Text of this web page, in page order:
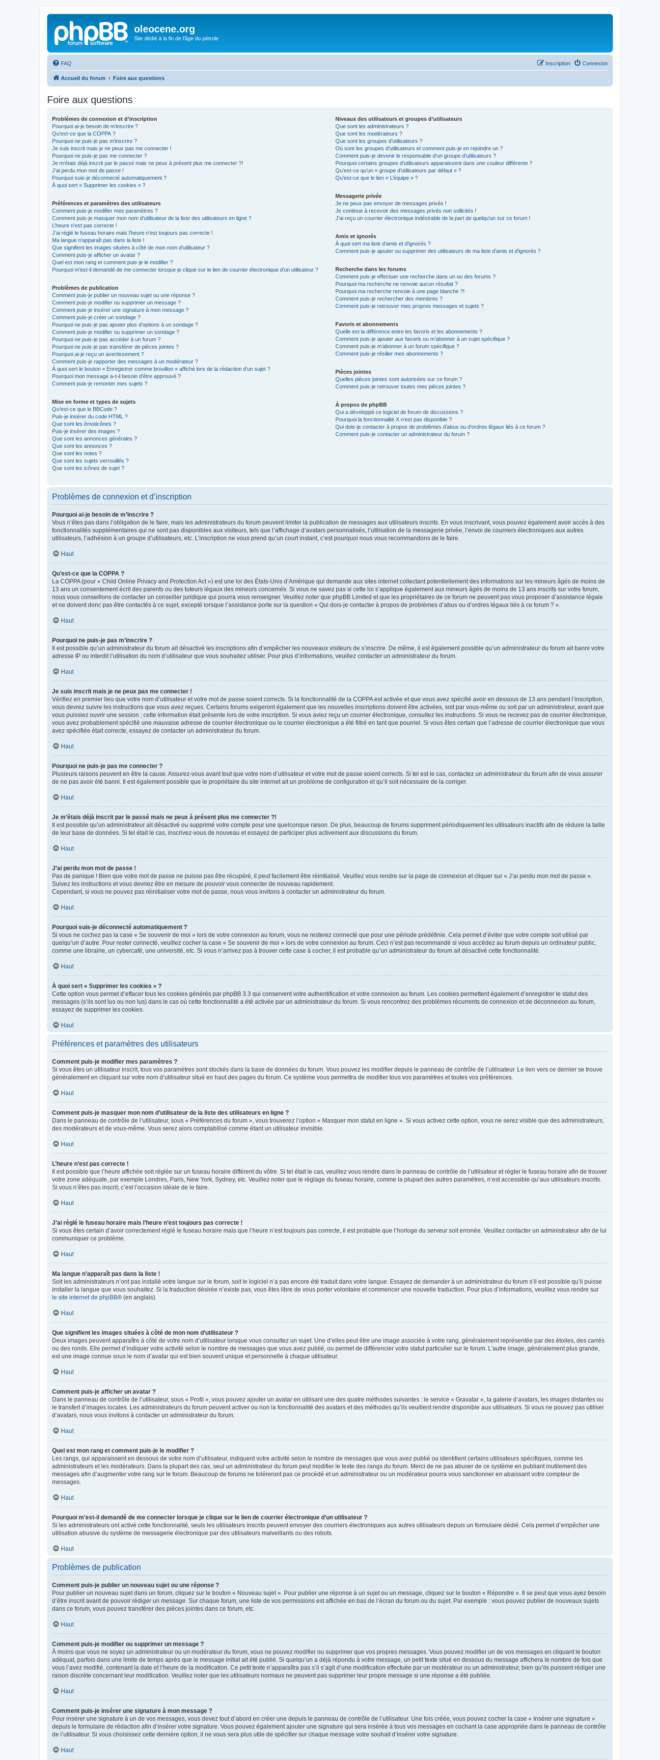
oleocene.org
Site dédié à la fin de l'âge du pétrole
FAQ Connexion
Inscription
Accueil du forum Foire aux questions
Foire aux questions
Problèmes de connexion et d’inscription
Pourquoi ai-je besoin de m’inscrire ?
Qu’est-ce que la COPPA ?
Pourquoi ne puis-je pas m’inscrire ?
Je suis inscrit mais je ne peux pas me connecter !
Pourquoi ne puis-je pas me connecter ?
Je m’étais déjà inscrit par le passé mais ne peux à présent plus me connecter ?!
J’ai perdu mon mot de passe !
Pourquoi suis-je déconnecté automatiquement ?
À quoi sert « Supprimer les cookies » ?
Préférences et paramètres des utilisateurs
Comment puis-je modifier mes paramètres ?
Comment puis-je masquer mon nom d’utilisateur de la liste des utilisateurs en ligne ?
L’heure n’est pas correcte !
J’ai réglé le fuseau horaire mais l’heure n’est toujours pas correcte !
Ma langue n’apparaît pas dans la liste !
Que signifient les images situées à côté de mon nom d’utilisateur ?
Comment puis-je afficher un avatar ?
Quel est mon rang et comment puis-je le modifier ?
Pourquoi m’est-il demandé de me connecter lorsque je clique sur le lien de courrier électronique d’un utilisateur ?
Problèmes de publication
Comment puis-je publier un nouveau sujet ou une réponse ?
Comment puis-je modifier ou supprimer un message ?
Comment puis-je insérer une signature à mon message ?
Comment puis-je créer un sondage ?
Pourquoi ne puis-je pas ajouter plus d’options à un sondage ?
Comment puis-je modifier ou supprimer un sondage ?
Pourquoi ne puis-je pas accéder à un forum ?
Pourquoi ne puis-je pas transférer de pièces jointes ?
Pourquoi ai-je reçu un avertissement ?
Comment puis-je rapporter des messages à un modérateur ?
À quoi sert le bouton « Enregistrer comme brouillon » affiché lors de la rédaction d’un sujet ?
Pourquoi mon message a-t-il besoin d’être approuvé ?
Comment puis-je remonter mes sujets ?
Mise en forme et types de sujets
Qu’est-ce que le BBCode ?
Puis-je insérer du code HTML ?
Que sont les émoticônes ?
Puis-je insérer des images ?
Que sont les annonces générales ?
Que sont les annonces ?
Que sont les notes ?
Que sont les sujets verrouillés ?
Que sont les icônes de sujet ?
Niveaux des utilisateurs et groupes d’utilisateurs
Que sont les administrateurs ?
Que sont les modérateurs ?
Que sont les groupes d’utilisateurs ?
Où sont les groupes d’utilisateurs et comment puis-je en rejoindre un ?
Comment puis-je devenir le responsable d’un groupe d’utilisateurs ?
Pourquoi certains groupes d’utilisateurs apparaissent dans une couleur différente ?
Qu’est-ce qu’un « groupe d’utilisateurs par défaut » ?
Qu’est-ce que le lien « L’équipe » ?
Messagerie privée
Je ne peux pas envoyer de messages privés !
Je continue à recevoir des messages privés non sollicités !
J’ai reçu un courrier électronique indésirable de la part de quelqu’un sur ce forum !
Amis et ignorés
À quoi sert ma liste d’amis et d’ignorés ?
Comment puis-je ajouter ou supprimer des utilisateurs de ma liste d’amis et d’ignorés ?
Recherche dans les forums
Comment puis-je effectuer une recherche dans un ou des forums ?
Pourquoi ma recherche ne renvoie aucun résultat ?
Pourquoi ma recherche renvoie à une page blanche ?!
Comment puis-je rechercher des membres ?
Comment puis-je retrouver mes propres messages et sujets ?
Favoris et abonnements
Quelle est la différence entre les favoris et les abonnements ?
Comment puis-je ajouter aux favoris ou m’abonner à un sujet spécifique ?
Comment puis-je m’abonner à un forum spécifique ?
Comment puis-je résilier mes abonnements ?
Pièces jointes
Quelles pièces jointes sont autorisées sur ce forum ?
Comment puis-je retrouver toutes mes pièces jointes ?
À propos de phpBB
Qui a développé ce logiciel de forum de discussions ?
Pourquoi la fonctionnalité X n’est pas disponible ?
Qui dois-je contacter à propos de problèmes d’abus ou d’ordres légaux liés à ce forum ?
Comment puis-je contacter un administrateur du forum ?
Problèmes de connexion et d’inscription
Pourquoi ai-je besoin de m’inscrire ?
Vous n’êtes pas dans l’obligation de le faire, mais les administrateurs du forum peuvent limiter la publication de messages aux utilisateurs inscrits. En vous inscrivant, vous pouvez également avoir accès à des
fonctionnalités supplémentaires qui ne sont pas disponibles aux visiteurs, tels que l’affichage d’avatars personnalisés, l’utilisation de la messagerie privée, l’envoi de courriers électroniques aux autres
utilisateurs, l’adhésion à un groupe d’utilisateurs, etc. L’inscription ne vous prend qu’un court instant, c’est pourquoi nous vous recommandons de le faire.
Haut
Qu’est-ce que la COPPA ?
La COPPA (pour « Child Online Privacy and Protection Act ») est une loi des États-Unis d’Amérique qui demande aux sites internet collectant potentiellement des informations sur les mineurs âgés de moins de
13 ans un consentement écrit des parents ou des tuteurs légaux des mineurs concernés. Si vous ne savez pas si cette loi s’applique également aux mineurs âgés de moins de 13 ans inscrits sur votre forum,
nous vous conseillons de contacter un conseiller juridique qui pourra vous renseigner. Veuillez noter que phpBB Limited et que les propriétaires de ce forum ne peuvent pas vous proposer d’assistance légale
et ne doivent donc pas être contactés à ce sujet, excepté lorsque l’assistance porte sur la question « Qui dois-je contacter à propos de problèmes d’abus ou d’ordres légaux liés à ce forum ? ».
Haut
Pourquoi ne puis-je pas m’inscrire ?
Il est possible qu’un administrateur du forum ait désactivé les inscriptions afin d’empêcher les nouveaux visiteurs de s’inscrire. De même, il est également possible qu’un administrateur du forum ait banni votre
adresse IP ou interdit l’utilisation du nom d’utilisateur que vous souhaitez utiliser. Pour plus d’informations, veuillez contacter un administrateur du forum.
Haut
Je suis inscrit mais je ne peux pas me connecter !
Vérifiez en premier lieu que votre nom d’utilisateur et votre mot de passe soient corrects. Si la fonctionnalité de la COPPA est activée et que vous avez spécifié avoir en dessous de 13 ans pendant l’inscription,
vous devrez suivre les instructions que vous avez reçues. Certains forums exigeront également que les nouvelles inscriptions doivent être activées, soit par vous-même ou soit par un administrateur, avant que
vous puissiez ouvrir une session ; cette information était présente lors de votre inscription. Si vous aviez reçu un courrier électronique, consultez les instructions. Si vous ne recevez pas de courrier électronique,
vous avez probablement spécifié une mauvaise adresse de courrier électronique ou le courrier électronique a été filtré en tant que pourriel. Si vous êtes certain que l’adresse de courrier électronique que vous
avez spécifiée était correcte, essayez de contacter un administrateur du forum.
Haut
Pourquoi ne puis-je pas me connecter ?
Plusieurs raisons peuvent en être la cause. Assurez-vous avant tout que votre nom d’utilisateur et votre mot de passe soient corrects. Si tel est le cas, contactez un administrateur du forum afin de vous assurer
de ne pas avoir été banni. Il est également possible que le propriétaire du site internet ait un problème de configuration et qu’il soit nécessaire de la corriger.
Haut
Je m’étais déjà inscrit par le passé mais ne peux à présent plus me connecter ?!
Il est possible qu’un administrateur ait désactivé ou supprimé votre compte pour une quelconque raison. De plus, beaucoup de forums suppriment périodiquement les utilisateurs inactifs afin de réduire la taille
de leur base de données. Si tel était le cas, inscrivez-vous de nouveau et essayez de participer plus activement aux discussions du forum.
Haut
J’ai perdu mon mot de passe !
Pas de panique ! Bien que votre mot de passe ne puisse pas être récupéré, il peut facilement être réinitialisé. Veuillez vous rendre sur la page de connexion et cliquer sur « J’ai perdu mon mot de passe ».
Suivez les instructions et vous devriez être en mesure de pouvoir vous connecter de nouveau rapidement.
Cependant, si vous ne pouvez pas réinitialiser votre mot de passe, nous vous invitons à contacter un administrateur du forum.
Haut
Pourquoi suis-je déconnecté automatiquement ?
Si vous ne cochez pas la case « Se souvenir de moi » lors de votre connexion au forum, vous ne resterez connecté que pour une période prédéfinie. Cela permet d’éviter que votre compte soit utilisé par
quelqu’un d’autre. Pour rester connecté, veuillez cocher la case « Se souvenir de moi » lors de votre connexion au forum. Ceci n’est pas recommandé si vous accédez au forum depuis un ordinateur public,
comme une librairie, un cybercafé, une université, etc. Si vous n’arrivez pas à trouver cette case à cocher, il est probable qu’un administrateur du forum ait désactivé cette fonctionnalité.
Haut
À quoi sert « Supprimer les cookies » ?
Cette option vous permet d’effacer tous les cookies générés par phpBB 3.3 qui conservent votre authentification et votre connexion au forum. Les cookies permettent également d’enregistrer le statut des
messages (s’ils sont lus ou non lus) dans le cas où cette fonctionnalité a été activée par un administrateur du forum. Si vous rencontrez des problèmes récurrents de connexion et de déconnexion au forum,
essayez de supprimer les cookies.
Haut
Préférences et paramètres des utilisateurs
Comment puis-je modifier mes paramètres ?
Si vous êtes un utilisateur inscrit, tous vos paramètres sont stockés dans la base de données du forum. Vous pouvez les modifier depuis le panneau de contrôle de l’utilisateur. Le lien vers ce dernier se trouve
généralement en cliquant sur votre nom d’utilisateur situé en haut des pages du forum. Ce système vous permettra de modifier tous vos paramètres et toutes vos préférences.
Haut
Comment puis-je masquer mon nom d’utilisateur de la liste des utilisateurs en ligne ?
Dans le panneau de contrôle de l’utilisateur, sous « Préférences du forum », vous trouverez l’option « Masquer mon statut en ligne ». Si vous activez cette option, vous ne serez visible que des administrateurs,
des modérateurs et de vous-même. Vous serez alors comptabilisé comme étant un utilisateur invisible.
Haut
L’heure n’est pas correcte !
Il est possible que l’heure affichée soit réglée sur un fuseau horaire différent du vôtre. Si tel était le cas, veuillez vous rendre dans le panneau de contrôle de l’utilisateur et régler le fuseau horaire afin de trouver
votre zone adéquate, par exemple Londres, Paris, New York, Sydney, etc. Veuillez noter que le réglage du fuseau horaire, comme la plupart des autres paramètres, n’est accessible qu’aux utilisateurs inscrits.
Si vous n’êtes pas inscrit, c’est l’occasion idéale de le faire.
Haut
J’ai réglé le fuseau horaire mais l’heure n’est toujours pas correcte !
Si vous êtes certain d’avoir correctement réglé le fuseau horaire mais que l’heure n’est toujours pas correcte, il est probable que l’horloge du serveur soit erronée. Veuillez contacter un administrateur afin de lui
communiquer ce problème.
Haut
Ma langue n’apparaît pas dans la liste !
Soit les administrateurs n’ont pas installé votre langue sur le forum, soit le logiciel n’a pas encore été traduit dans votre langue. Essayez de demander à un administrateur du forum s’il est possible qu’il puisse
installer la langue que vous souhaitez. Si la traduction désirée n’existe pas, vous êtes libre de vous porter volontaire et commencer une nouvelle traduction. Pour plus d’informations, veuillez vous rendre sur
le site internet de phpBB® (en anglais).
Haut
Que signifient les images situées à côté de mon nom d’utilisateur ?
Deux images peuvent apparaître à côté de votre nom d’utilisateur lorsque vous consultez un sujet. Une d’elles peut être une image associée à votre rang, généralement représentée par des étoiles, des carrés
ou des ronds. Elle permet d’indiquer votre activité selon le nombre de messages que vous avez publié, ou permet de différencier votre statut particulier sur le forum. L’autre image, généralement plus grande,
est une image connue sous le nom d’avatar qui est bien souvent unique et personnelle à chaque utilisateur.
Haut
Comment puis-je afficher un avatar ?
Dans le panneau de contrôle de l’utilisateur, sous « Profil », vous pouvez ajouter un avatar en utilisant une des quatre méthodes suivantes : le service « Gravatar », la galerie d’avatars, les images distantes ou
le transfert d’images locales. Les administrateurs du forum peuvent activer ou non la fonctionnalité des avatars et des méthodes qu’ils veuillent rendre disponible aux utilisateurs. Si vous ne pouvez pas utiliser
d’avatars, nous vous invitons à contacter un administrateur du forum.
Haut
Quel est mon rang et comment puis-je le modifier ?
Les rangs, qui apparaissent en dessous de votre nom d’utilisateur, indiquent votre activité selon le nombre de messages que vous avez publié ou identifient certains utilisateurs spécifiques, comme les
administrateurs et les modérateurs. Dans la plupart des cas, seul un administrateur du forum peut modifier le texte des rangs du forum. Merci de ne pas abuser de ce système en publiant inutilement des
messages afin d’augmenter votre rang sur le forum. Beaucoup de forums ne toléreront pas ce procédé et un administrateur ou un modérateur pourra vous sanctionner en abaissant votre compteur de
messages.
Haut
Pourquoi m’est-il demandé de me connecter lorsque je clique sur le lien de courrier électronique d’un utilisateur ?
Si les administrateurs ont activé cette fonctionnalité, seuls les utilisateurs inscrits peuvent envoyer des courriers électroniques aux autres utilisateurs depuis un formulaire dédié. Cela permet d’empêcher une
utilisation abusive du système de messagerie électronique par des utilisateurs malveillants ou des robots.
Haut
Problèmes de publication
Comment puis-je publier un nouveau sujet ou une réponse ?
Pour publier un nouveau sujet dans un forum, cliquez sur le bouton « Nouveau sujet ». Pour publier une réponse à un sujet ou un message, cliquez sur le bouton « Répondre ». Il se peut que vous ayez besoin
d’être inscrit avant de pouvoir rédiger un message. Sur chaque forum, une liste de vos permissions est affichée en bas de l’écran du forum ou du sujet. Par exemple : vous pouvez publier de nouveaux sujets
dans ce forum, vous pouvez transférer des pièces jointes dans ce forum, etc.
Haut
Comment puis-je modifier ou supprimer un message ?
À moins que vous ne soyez un administrateur ou un modérateur du forum, vous ne pouvez modifier ou supprimer que vos propres messages. Vous pouvez modifier un de vos messages en cliquant le bouton
adéquat, parfois dans une limite de temps après que le message initial ait été publié. Si quelqu’un a déjà répondu à votre message, un petit texte situé en dessous du message affichera le nombre de fois que
vous l’avez modifié, contenant la date et l’heure de la modification. Ce petit texte n’apparaîtra pas s’il s’agit d’une modification effectuée par un modérateur ou un administrateur, bien qu’ils puissent rédiger une
raison discrète concernant leur modification. Veuillez noter que les utilisateurs normaux ne peuvent pas supprimer leur propre message si une réponse a été publiée.
Haut
Comment puis-je insérer une signature à mon message ?
Pour insérer une signature à un de vos messages, vous devez tout d’abord en créer une depuis le panneau de contrôle de l’utilisateur. Une fois créée, vous pouvez cocher la case « Insérer une signature »
depuis le formulaire de rédaction afin d’insérer votre signature. Vous pouvez également ajouter une signature qui sera insérée à tous vos messages en cochant la case appropriée dans le panneau de contrôle
de l’utilisateur. Si vous choisissez cette dernière option, il ne vous sera plus utile de spécifier sur chaque message votre souhait d’insérer votre signature.
Haut